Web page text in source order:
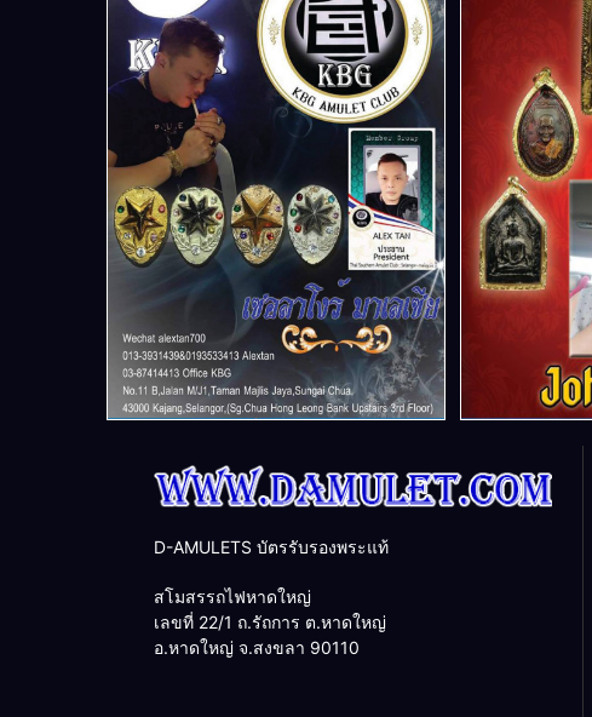
D-AMULETS บัตรรับรองพระแท้
สโมสรรถไฟหาดใหญ่
เลขที่ 22/1 ถ.รัถการ ต.หาดใหญ่
อ.หาดใหญ่ จ.สงขลา 90110